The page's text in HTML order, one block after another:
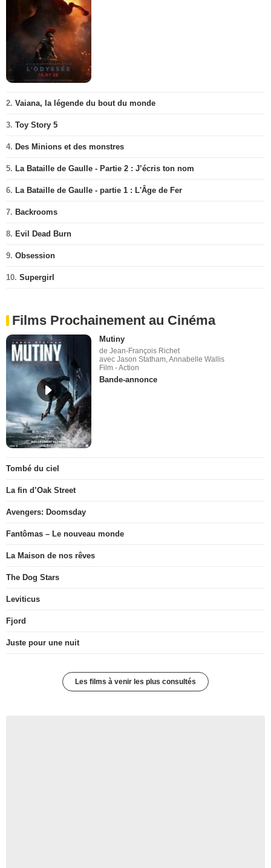
2. Vaiana, la légende du bout du monde
3. Toy Story 5
4. Des Minions et des monstres
5. La Bataille de Gaulle - Partie 2 : J’écris ton nom
6. La Bataille de Gaulle - partie 1 : L'Âge de Fer
7. Backrooms
8. Evil Dead Burn
9. Obsession
10. Supergirl
Films Prochainement au Cinéma
Mutiny
de Jean-François Richet
avec Jason Statham, Annabelle Wallis
Film - Action
Bande-annonce
Tombé du ciel
La fin d’Oak Street
Avengers: Doomsday
Fantômas – Le nouveau monde
La Maison de nos rêves
The Dog Stars
Leviticus
Fjord
Juste pour une nuit
Les films à venir les plus consultés